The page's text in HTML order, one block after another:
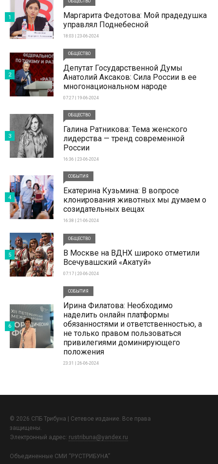
Маргарита Федотова: Мой прадедушка
управлял Поднебесной
18:03 | 23-06-2024
1
ОБЩЕСТВО
Депутат Государственной Думы
Анатолий Аксаков: Сила России в ее
многонациональном народе
07:27 | 19-06-2024
2
ОБЩЕСТВО
Галина Ратникова: Тема женского
лидерства — тренд современной
России
16:36 | 23-06-2024
3
СОБЫТИЯ
Екатерина Кузьмина: В вопросе
клонирования животных мы думаем о
созидательных вещах
16:38 | 21-06-2024
4
ОБЩЕСТВО
В Москве на ВДНХ широко отметили
Всечувашский «Акатуй»
07:17 | 20-06-2024
5
СОБЫТИЯ
Ирина Филатова: Необходимо
наделить онлайн платформы
обязанностями и ответственностью, а
не только правом пользоваться
привилегиями доминирующего
положения
23:31 | 26-06-2024
6
© 2026 СПБ Трибуна | Сетевое издание. Все права
защищены.
Электронный адрес: rustribuna@yandex.ru
Объединенные СМИ “РУСТРИБУНА”